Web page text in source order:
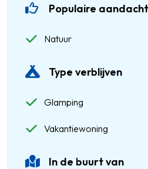
Populaire
Natuur
Type verblijven
Glamping
Vakantiewoning
In de buurt van